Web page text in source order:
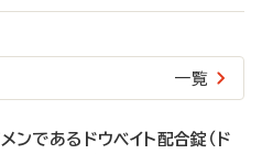
一覧
ンであるドウベイト配合錠（ド